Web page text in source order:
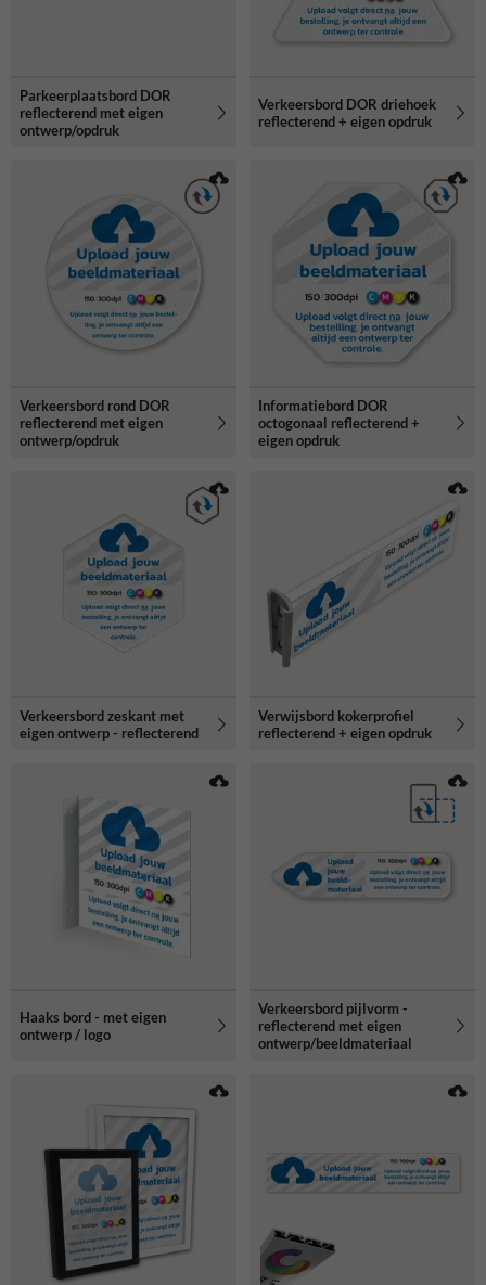
Parkeerplaatsbord DOR
reflecterend met eigen
ontwerp/opdruk
Verkeersbord DOR driehoek
reflecterend + eigen opdruk
Verkeersbord rond DOR
reflecterend met eigen
ontwerp/opdruk
Informatiebord DOR
octogonaal reflecterend +
eigen opdruk
Verkeersbord zeskant met
eigen ontwerp - reflecterend
Verwijsbord kokerprofiel
reflecterend + eigen opdruk
Haaks bord - met eigen
ontwerp / logo
Verkeersbord pijlvorm -
reflecterend met eigen
ontwerp/beeldmateriaal